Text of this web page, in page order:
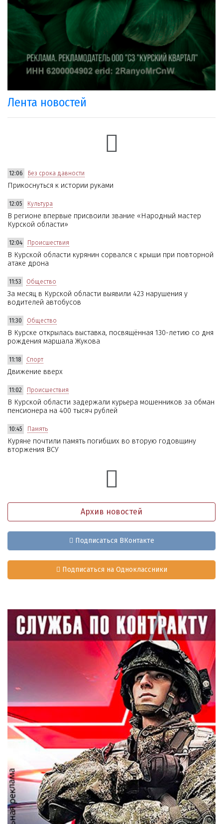
Лента новостей
12:06 Без срока давности
Прикоснуться к истории руками
12:05 Культура
В регионе впервые присвоили звание «Народный мастер
Курской области»
12:04 Происшествия
В Курской области курянин сорвался с крыши при повторной
атаке дрона
11:53 Общество
За месяц в Курской области выявили 423 нарушения у
водителей автобусов
11:30 Общество
В Курске открылась выставка, посвящённая 130-летию со дня
рождения маршала Жукова
11:18 Спорт
Движение вверх
11:02 Происшествия
В Курской области задержали курьера мошенников за обман
пенсионера на 400 тысяч рублей
10:45 Память
Куряне почтили память погибших во вторую годовщину
вторжения ВСУ
Архив новостей
Подписаться ВКонтакте
Подписаться на Одноклассники